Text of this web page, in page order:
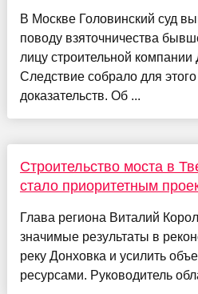
В Москве Головинский суд
поводу взяточничества
лицу строительной
Следствие собрало для
доказательств. Об ...
Строительство моста в
стало приоритетным
Глава региона Виталий
значимые результаты в
реку Донховка и усилить
ресурсами. Руководитель